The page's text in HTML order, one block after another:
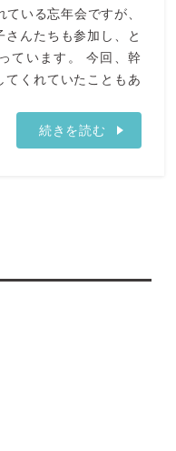
ている忘年会ですが、
んたちも参加し、と
ています。 今回、幹
てくれていたこともあ
続きを読む